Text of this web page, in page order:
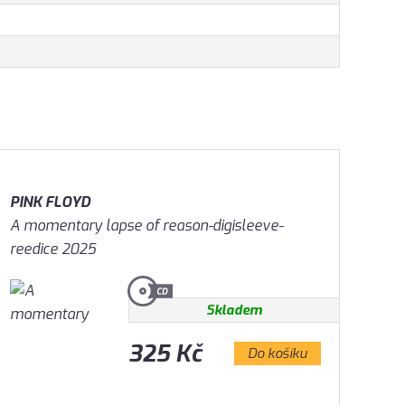
PINK FLOYD
A momentary lapse of reason-digisleeve-
reedice 2025
Skladem
325 Kč Do košíku